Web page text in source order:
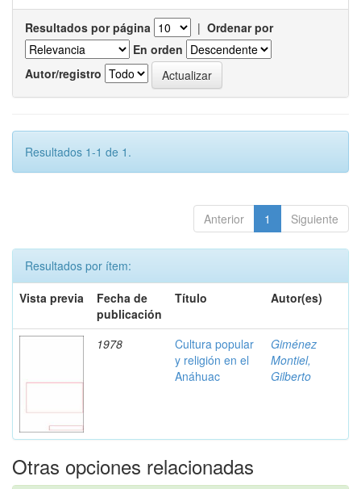
Resultados por página | Ordenar por
En orden
Autor/registro
Resultados 1-1 de 1.
Anterior 1 Siguiente
Resultados por ítem:
Vista previa
Fecha de
publicación
Título Autor(es)
1978
Cultura popular
y religión en el
Anáhuac
Giménez
Montiel,
Gilberto
Otras opciones relacionadas